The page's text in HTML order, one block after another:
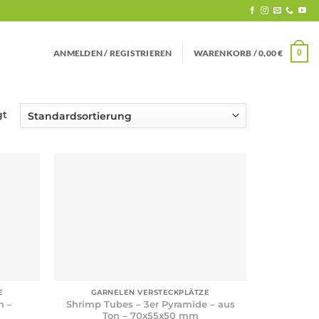
ANMELDEN / REGISTRIEREN WARENKORB /0,00€ 0
–
GARNELEN VERSTECKPLÄTZE
Shrimp Tubes – 3er Pyramide – aus
Ton – 70x55x50 mm